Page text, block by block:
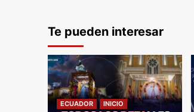
Te pueden interesar
ECUADOR
INICIO